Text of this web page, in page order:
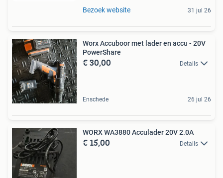
Bezoek website 31 jul 26
Worx Accuboor met lader en accu - 20V
PowerShare
€ 30,00 Details
Enschede 26 jul 26
WORX WA3880 Acculader 20V 2.0A
€ 15,00 Details